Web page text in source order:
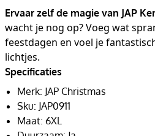
Ervaar zelf de magie van JAP
wacht je nog op? Voeg wat
feestdagen en voel je
lichtjes.
Specificaties
Merk: JAP Christmas
Sku: JAP0911
Maat: 6XL